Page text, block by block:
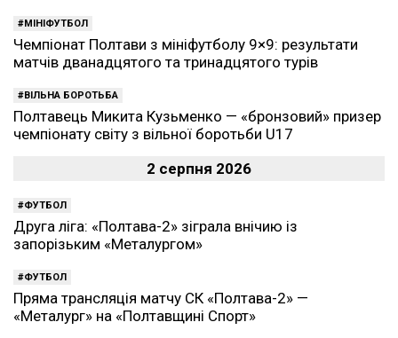
МІНІФУТБОЛ
Чемпіонат Полтави з мініфутболу 9×9: результати
матчів дванадцятого та тринадцятого турів
ВІЛЬНА БОРОТЬБА
Полтавець Микита Кузьменко — «бронзовий» призер
чемпіонату світу з вільної боротьби U17
2 серпня 2026
ФУТБОЛ
Друга ліга: «Полтава-2» зіграла внічию із
запорізьким «Металургом»
ФУТБОЛ
Пряма трансляція матчу СК «Полтава-2» —
«Металург» на «Полтавщині Спорт»